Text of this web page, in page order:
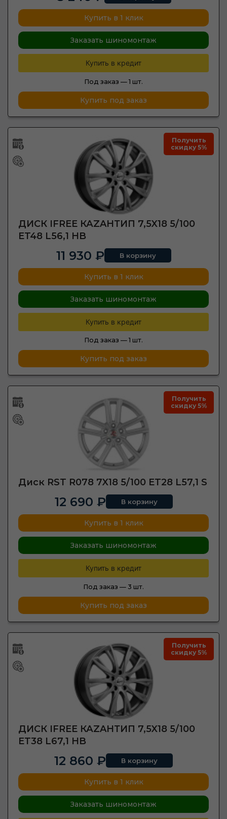
Купить в 1 клик
Заказать шиномонтаж
Купить в кредит
Под заказ — 1 шт.
Купить под заказ
Получить
скидку 5%
ДИСК IFREE КАZAНТИП 7,5X18 5/100
ET48 L56,1 HB
11 930 ₽ В корзину
Купить в 1 клик
Заказать шиномонтаж
Купить в кредит
Под заказ — 1 шт.
Купить под заказ
Получить
скидку 5%
Диск RST R078 7X18 5/100 ET28 L57,1 S
12 690 ₽ В корзину
Купить в 1 клик
Заказать шиномонтаж
Купить в кредит
Под заказ — 3 шт.
Купить под заказ
Получить
скидку 5%
ДИСК IFREE КАZAНТИП 7,5X18 5/100
ET38 L67,1 HB
12 860 ₽ В корзину
Купить в 1 клик
Заказать шиномонтаж